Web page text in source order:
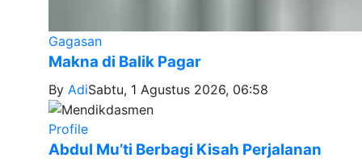
Gagasan
Makna di Balik Pagar
By AdiSabtu, 1 Agustus 2026, 06:58
Profile
Abdul Mu’ti Berbagi Kisah Perjalanan